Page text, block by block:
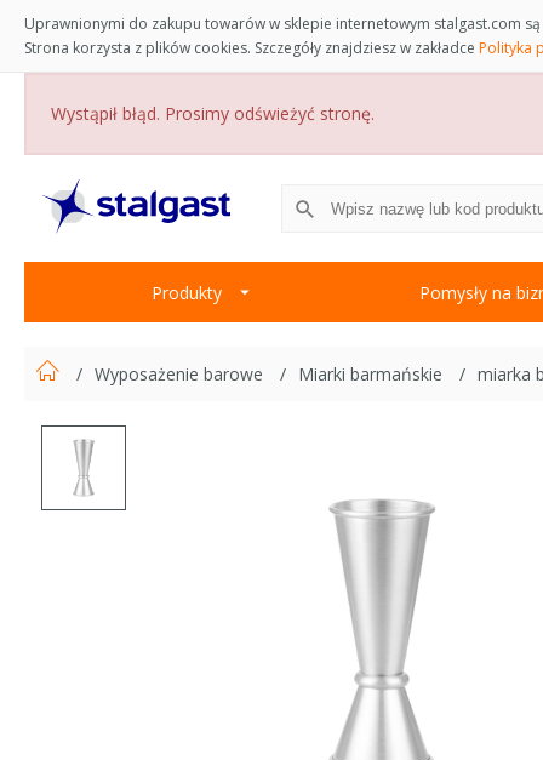
Uprawnionymi do zakupu towarów w sklepie internetowym stalgast.com
Strona korzysta z plików cookies. Szczegóły znajdziesz w zakładce Polityka
Wystąpił błąd. Prosimy odświeżyć stronę.
Produkty Pomysły na
Wyposażenie barowe Miarki barmańskie miarka